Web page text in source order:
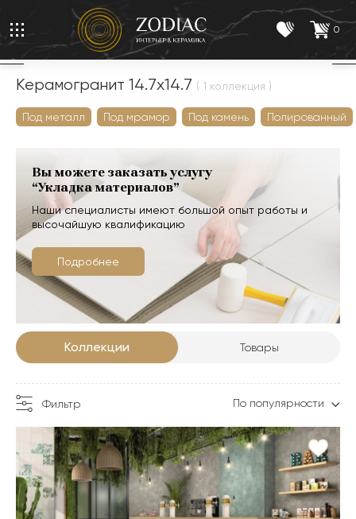
0
Керамогранит 14.7x14.7 ( 1 коллекция )
Под металл Под мрамор Под камень Полированный
Вы можете заказать услугу
“Укладка материалов”
Наши специалисты имеют большой опыт работы и
высочайшую квалификацию
Подробнее
Коллекции Товары
Фильтр По популярности